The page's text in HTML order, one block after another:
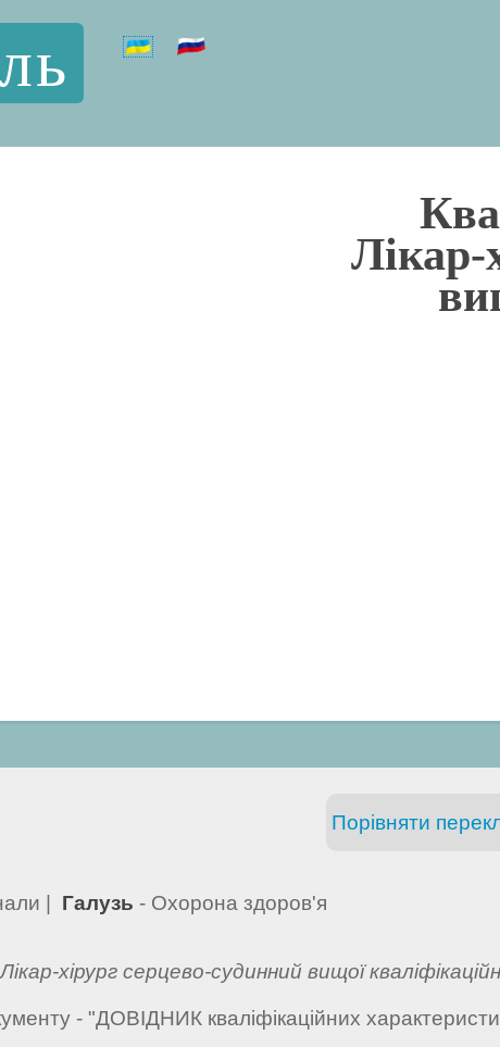
Лікар-
Порівняти
| Галузь - Охорона здоров'я
Лікар-хірург серцево-судинний вищої
- "ДОВІДНИК кваліфікаційних